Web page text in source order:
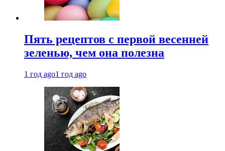
Пять рецептов с первой весенней
зеленью, чем она полезна
1 год ago1 год ago